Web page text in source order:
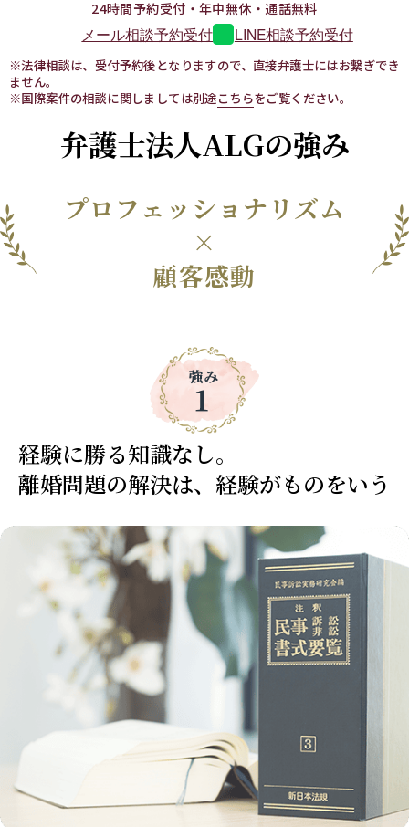
24時間予約受付・年中無休・通話無料
メール相談予約受付 LINE相談予約受付
※法律相談は、受付予約後となりますので、直接弁護士にはお繋ぎでき
ません。
※国際案件の相談に関しましては別途こちらをご覧ください。
弁護士法人ALGの強み
プロフェッショナリズム
×
顧客感動
経験に勝る知識なし。
離婚問題の解決は、経験がものをいう